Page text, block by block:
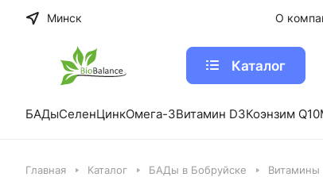
Минск О
Каталог
БАДыСеленЦинкОмега-3Витамин D3Коэнзим Q10
Главная Каталог БАДы в Бобруйске Витамины